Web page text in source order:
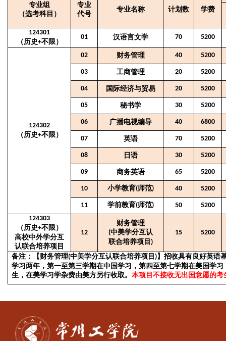
专业组
（选考科目）
专业
代号
专业名称 计划数 学费
124301
（历史+不限）
01 汉语言文学 70 5200
124302
（历史+不限）
02 财务管理 40 5200
03 工商管理 20 5200
04 国际经济与贸易 20 5200
05 秘书学 30 5200
06 广播电视编导 40 6800
07 英语 70 5200
08 日语 30 5200
09 商务英语 65 5200
10 小学教育(师范) 40 5200
11 学前教育(师范) 50
5200
124303
（历史+不限）
高校中外学分互
认联合培养项目
12
财务管理
(中美学分互认
联合培养项目 )
15 5200
备注：【财务管理(中美学分互认联合培养项目 )】招收具有良好英语
学习两年，第一至第三学期在中国学习，第四至第七学期在美国学
生，在美学习学杂费由美方另行收取。 本项目不接收无出国意愿的考